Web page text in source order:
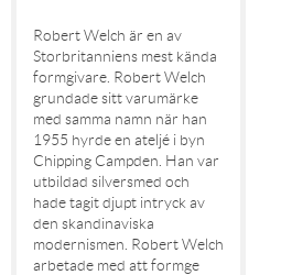
Robert Welch är en av
Storbritanniens mest kända
formgivare. Robert Welch
grundade sitt varumärke
med samma namn när han
1955 hyrde en ateljé i byn
Chipping Campden. Han var
utbildad silversmed och
hade tagit djupt intryck av
den skandinaviska
modernismen. Robert Welch
arbetade med att formge